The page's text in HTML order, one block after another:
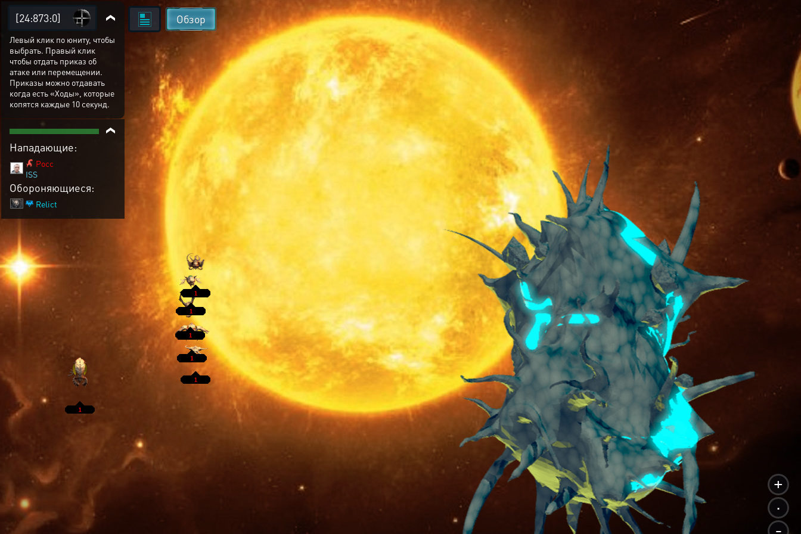
+
.
-
Обзор
[24:873:0]
Левый клик по юниту, чтобы
выбрать. Правый клик
чтобы отдать приказ об
атаке или перемещении.
Приказы можно отдавать
когда есть «Ходы», которые
копятся каждые 10 секунд.
Нападающие:
Pocc
ISS
Обороняющиеся:
Relict